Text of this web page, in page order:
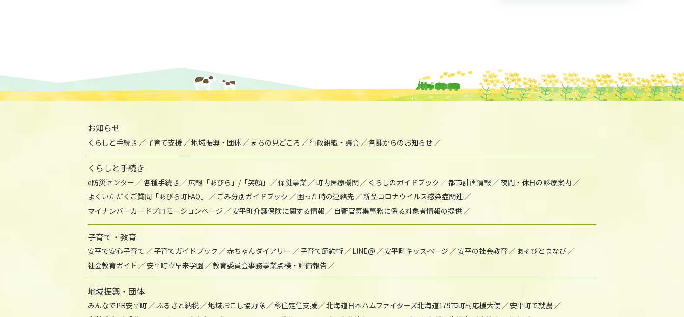
お知らせ
くらしと手続き 子育て支援 地域振興・団体 まちの見どころ 行政組織・議会 各課からのお知らせ
くらしと手続き
e防災センター 各種手続き 広報「あびら」/「笑顔」 保健事業 町内医療機関 くらしのガイドブック 都市計画情報
夜間・休日の診療案内
よくいただくご質問「あびら町FAQ」
ごみ分別ガイドブック 困った時の連絡先
新型コロナウイルス感染症関連
マイナンバーカードプロモーションページ
安平町介護保険に関する情報 自衛官募集事務に係る対象者情報の提供
子育て・教育
安平で安心子育て 子育てガイドブック 赤ちゃんダイアリー 子育て節約術 LINE@ 安平町キッズページ 安平の社会教育
あそびとまなび
社会教育ガイド
安平町立早来学園 教育委員会事務事業点検・評価報告
地域振興・団体
みんなでPR安平町 ふるさと納税 地域おこし協力隊 移住定住支援 北海道日本ハムファイターズ北海道179市町村応援大使
安平町で就農